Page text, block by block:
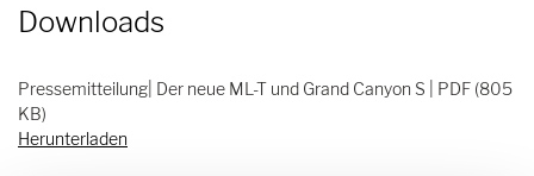
Downloads
Pressemitteilung| Der neue ML-T und Grand Canyon S | PDF (805
KB)
Herunterladen